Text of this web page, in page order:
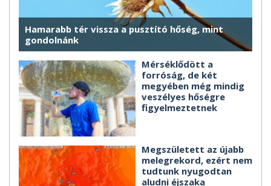
Hamarabb tér vissza a pusztító hőség, mint
gondolnánk
Mérséklődött a
forróság, de két
megyében még mindig
veszélyes hőségre
figyelmeztetnek
Megszületett az újabb
melegrekord, ezért nem
tudtunk nyugodtan
aludni éjszaka